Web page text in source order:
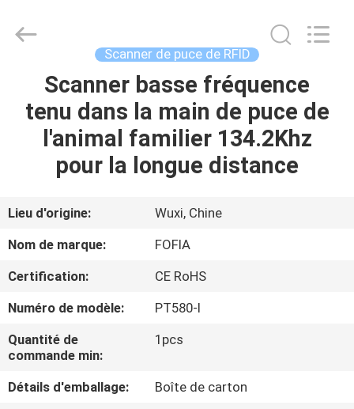
MAISON
PRODUITS
VIDÉOS
AU
DE
NOUS
VISITE
D'USINE
Technology
Scanner de puce de RFID
Scanner basse fréquence
tenu dans la main de puce de
l'animal familier 134.2Khz
pour la longue distance
Lieu d'origine:
Wuxi, Chine
Nom de marque:
FOFIA
Certification:
CE RoHS
Numéro de modèle:
PT580-I
Quantité de
commande min:
1pcs
Détails d'emballage:
Boîte de carton